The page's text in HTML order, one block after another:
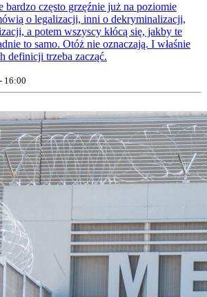
bardzo często grzęźnie już na poziomie
o legalizacji, inni o dekryminalizacji,
a potem wszyscy kłócą się, jakby te
to samo. Otóż nie oznaczają. I właśnie
definicji trzeba zacząć.
16:00